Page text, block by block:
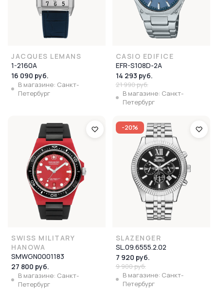
JACQUES LEMANS
1-2160A
16 090 руб.
В магазине: Санкт-
Петербург
CASIO EDIFICE
EFR-S108D-2A
14 293 руб.
21 990 руб.
В магазине: Санкт-
Петербург
SWISS MILITARY
HANOWA
SMWGN0001183
27 800 руб.
В магазине: Санкт-
Петербург
-20%
SLAZENGER
SL.09.6555.2.02
7 920 руб.
9 900 руб.
В магазине: Санкт-
Петербург